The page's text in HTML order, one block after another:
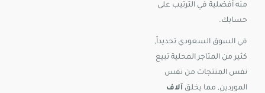
منه أفضلية في الترتيب على
حسابك.
في السوق السعودي تحديداً,
كثير من المتاجر المحلية تبيع
نفس المنتجات من نفس
الموردين, مما يخلق آلاف